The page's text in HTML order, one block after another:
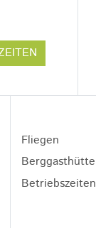
Fliegen
Berggasthütte
Betriebszeiten